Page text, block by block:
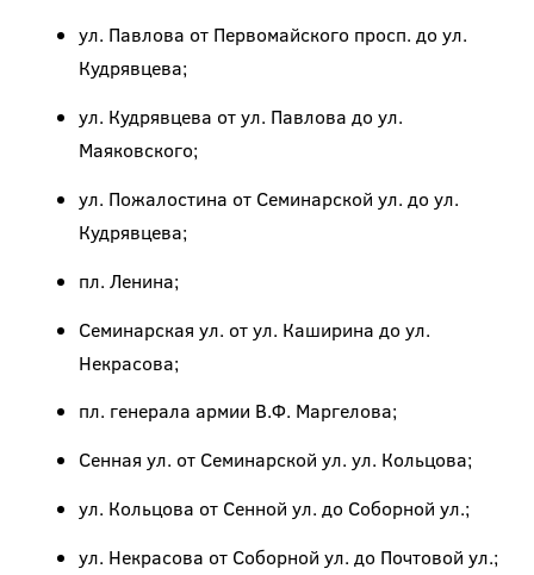
ул. Павлова от Первомайского просп. до ул.
Кудрявцева;
ул. Кудрявцева от ул. Павлова до ул.
Маяковского;
ул. Пожалостина от Семинарской ул. до ул.
Кудрявцева;
пл. Ленина;
Семинарская ул. от ул. Каширина до ул.
Некрасова;
пл. генерала армии В.Ф. Маргелова;
Сенная ул. от Семинарской ул. ул. Кольцова;
ул. Кольцова от Сенной ул. до Соборной ул.;
ул. Некрасова от Соборной ул. до Почтовой ул.;